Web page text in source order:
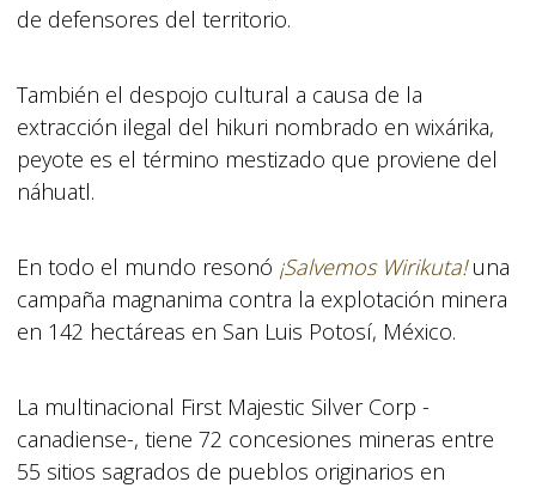
de defensores del territorio.
También el despojo cultural a causa de la
extracción ilegal del hikuri nombrado en wixárika,
peyote es el término mestizado que proviene del
náhuatl.
En todo el mundo resonó ¡Salvemos Wirikuta!una
campaña magnanima contra la explotación minera
en 142 hectáreas en San Luis Potosí, México.
La multinacional First Majestic Silver Corp -
canadiense-, tiene 72 concesiones mineras entre
55 sitios sagrados de pueblos originarios en